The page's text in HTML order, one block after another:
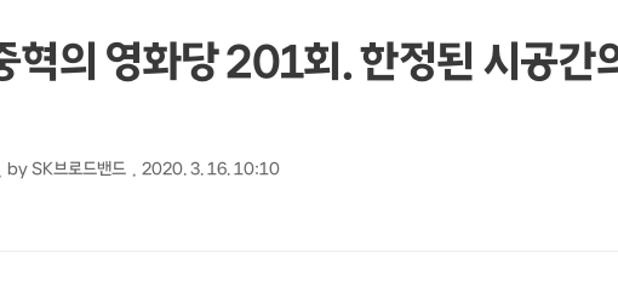
혁의 영화당 201회. 한정된 시공간
by SK브로드밴드 2020. 3. 16. 10:10